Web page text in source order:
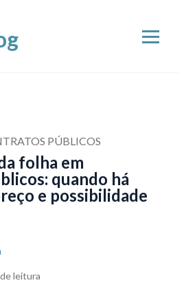
PÚBLICOS
folha em
quando há
e possibilidade
leitura